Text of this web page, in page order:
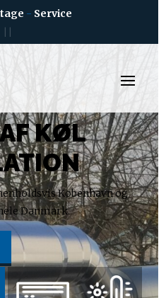
- Service
KØL
København og
Danmark.